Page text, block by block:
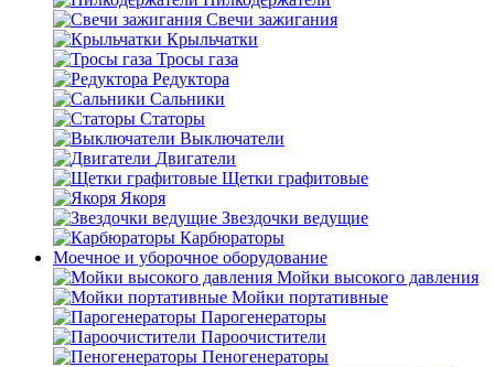
Свечи зажигания
Крыльчатки
Тросы газа
Редуктора
Сальники
Статоры
Выключатели
Двигатели
Щетки графитовые
Якоря
Звездочки ведущие
Карбюраторы
Моечное и уборочное оборудование
Мойки высокого давления
Мойки портативные
Парогенераторы
Пароочистители
Пеногенераторы